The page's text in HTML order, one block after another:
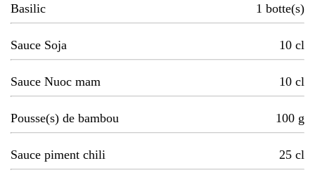
Basilic 1 botte(s)
Sauce Soja 10 cl
Sauce Nuoc mam 10 cl
Pousse(s) de bambou 100 g
Sauce piment chili 25 cl